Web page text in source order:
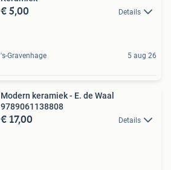
€ 5,00 Details
's-Gravenhage 5 aug 26
Modern keramiek - E. de Waal
9789061138808
€ 17,00 Details